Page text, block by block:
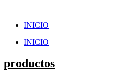
contenidoINICIO
INICIO
productos